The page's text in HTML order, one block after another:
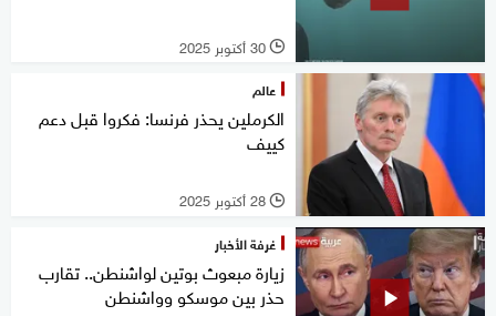
l 30 أكتوبر 2025
عالم
الكرملين يحذر فرنسا: فكروا قبل دعم
كييف
l 28 أكتوبر 2025
غرفة الأخبار
زيارة مبعوث بوتين لواشنطن.. تقارب
حذر بين موسكو وواشنطن